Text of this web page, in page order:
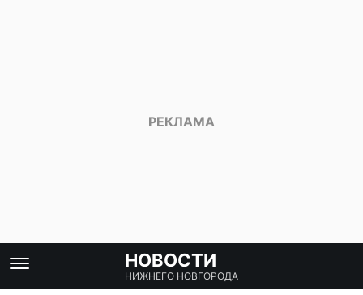
НОВОСТИ
НИЖНЕГО НОВГОРОДА